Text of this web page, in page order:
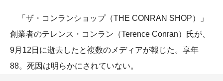
「ザ・コンランショップ（THE CONRAN SHOP）」
創業者のテレンス・コンラン（Terence Conran）氏が、
9月12日に逝去したと複数のメディアが報じた。享年
88。死因は明らかにされていない。